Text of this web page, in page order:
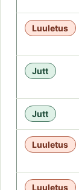
Luuletus
Jutt
Jutt
Luuletus
Luuletus